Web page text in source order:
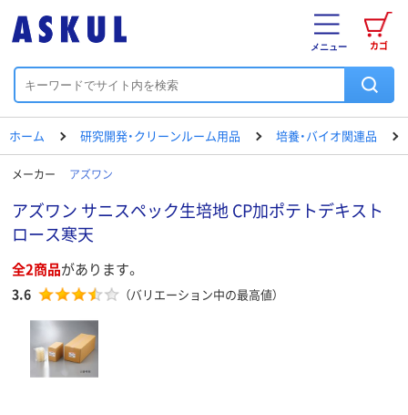
カゴ
メニュー
ホーム 研究開発・クリーンルーム用品 培養・バイオ関連品
メーカー アズワン
アズワン サニスペック生培地 CP加ポテトデキスト
ロース寒天
全2商品があります。
3.6 （バリエーション中の最高値）